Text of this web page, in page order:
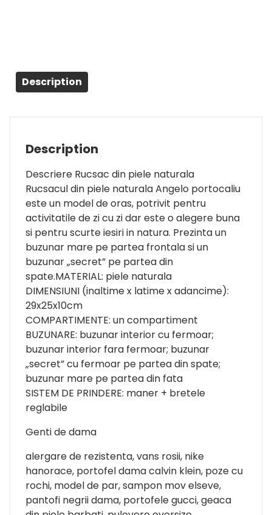
Description
Description
Descriere Rucsac din piele naturala
Rucsacul din piele naturala Angelo portocaliu
este un model de oras, potrivit pentru
activitatile de zi cu zi dar este o alegere buna
si pentru scurte iesiri in natura. Prezinta un
buzunar mare pe partea frontala si un
buzunar „secret” pe partea din
spate.MATERIAL: piele naturala
DIMENSIUNI (inaltime x latime x adancime):
29x25x10cm
COMPARTIMENTE: un compartiment
BUZUNARE: buzunar interior cu fermoar;
buzunar interior fara fermoar; buzunar
„secret” cu fermoar pe partea din spate;
buzunar mare pe partea din fata
SISTEM DE PRINDERE: maner + bretele
reglabile
Genti de dama
alergare de rezistenta, vans rosii, nike
hanorace, portofel dama calvin klein, poze cu
rochi, model de par, sampon mov elseve,
pantofi negrii dama, portofele gucci, geaca